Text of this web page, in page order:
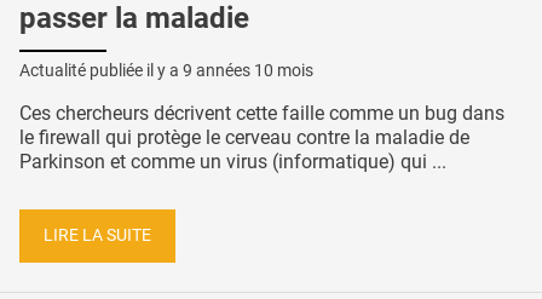
passer la maladie
Actualité publiée il y a 9 années 10 mois
Ces chercheurs décrivent cette faille comme un bug dans
le firewall qui protège le cerveau contre la maladie de
Parkinson et comme un virus (informatique) qui ...
LIRE LA SUITE